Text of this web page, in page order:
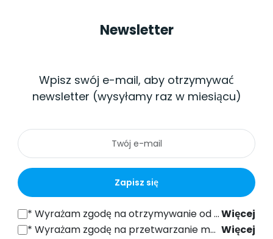
Newsletter
Wpisz swój e-mail, aby otrzymywać
newsletter (wysyłamy raz w miesiącu)
Zapisz się
*Wyrażam zgodę na otrzymywanie od SONEL S.A. z siedzibą w ul. Wokulskiego 11, 58-100 Świdnica informacji handlowych drogą elektroniczną (na podany adres e-mail) w celach marketingowych, zgodnie z art. 398 ustawy z dnia 12 lipca 2024 r. Prawo Komunikacji Elektronicznej. Więcej
*Wyrażam zgodę na przetwarzanie moich danych osobowych (adres e-mail) przez SONEL S.A. z siedzibą w ul. Wokulskiego 11, 58-100 Świdnica, w celu wysyłki newslettera zawierającego informacje handlowe i marketingowe, zgodnie z art. 6 ust. 1 lit. a) Ogólnego Rozporządzenia o Ochronie Danych (RODO).
Więcej